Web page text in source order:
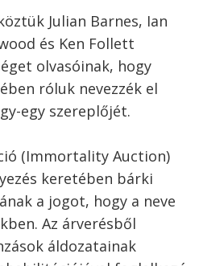
Julian Barnes, Ian
és Ken Follett
olvasóinak, hogy
róluk nevezzék el
egy szereplőjét.
(Immortality Auction)
keretében bárki
a jogot, hogy a neve
Az árverésből
áldozatainak